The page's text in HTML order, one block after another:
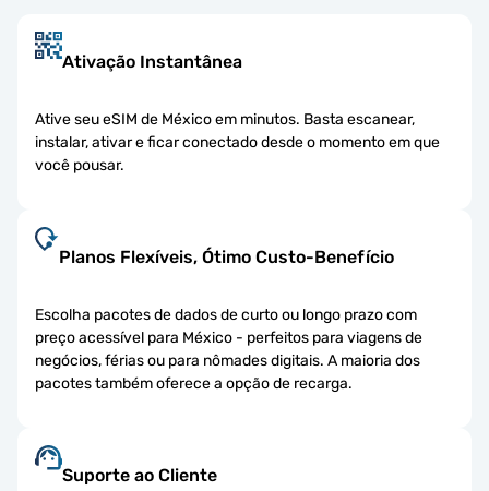
Ativação Instantânea
Ative seu eSIM de México em minutos. Basta escanear,
instalar, ativar e ficar conectado desde o momento em que
você pousar.
Planos Flexíveis, Ótimo Custo-Benefício
Escolha pacotes de dados de curto ou longo prazo com
preço acessível para México - perfeitos para viagens de
negócios, férias ou para nômades digitais. A maioria dos
pacotes também oferece a opção de recarga.
Suporte ao Cliente